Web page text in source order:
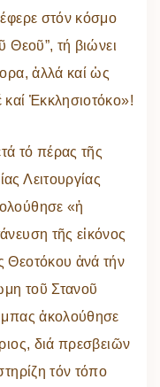
στόν κόσμο
τή βιώνει
ἀλλά καί ὡς
Ἐκκλησιοτόκο»!
τό πέρας τῆς
Λειτουργίας
«ἡ
τῆς εἰκόνος
Θεοτόκου ἀνά τήν
τοῦ Στανοῦ
ἀκολούθησε
διά πρεσβειῶν
τόν τόπο